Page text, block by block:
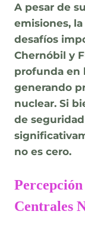
A pesar de
emisiones,
desafíos
Chernóbil y
profunda en
generando
nuclear. Si
de
no es cero.
Centrales